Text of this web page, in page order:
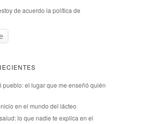
de acuerdo la política de
pueblo: el lugar que me enseñó quién
en el mundo del lácteo
lo que nadie te explica en el